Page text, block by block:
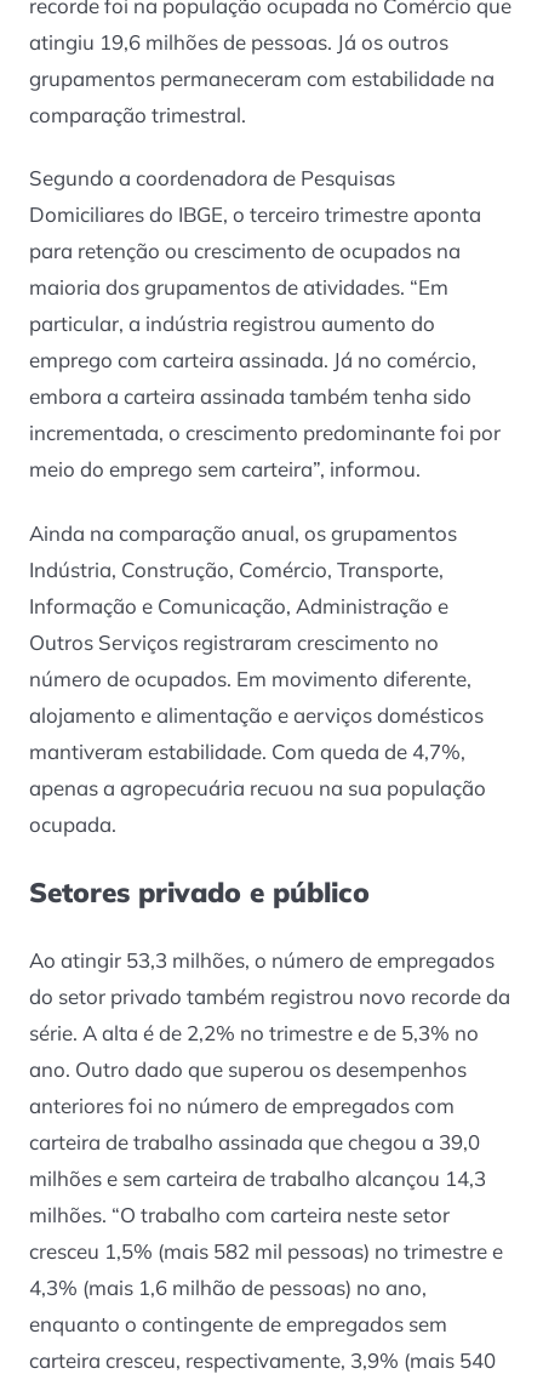
recorde foi na população ocupada no Comércio que
atingiu 19,6 milhões de pessoas. Já os outros
grupamentos permaneceram com estabilidade na
comparação trimestral.
Segundo a coordenadora de Pesquisas
Domiciliares do IBGE, o terceiro trimestre aponta
para retenção ou crescimento de ocupados na
maioria dos grupamentos de atividades. “Em
particular, a indústria registrou aumento do
emprego com carteira assinada. Já no comércio,
embora a carteira assinada também tenha sido
incrementada, o crescimento predominante foi por
meio do emprego sem carteira”, informou.
Ainda na comparação anual, os grupamentos
Indústria, Construção, Comércio, Transporte,
Informação e Comunicação, Administração e
Outros Serviços registraram crescimento no
número de ocupados. Em movimento diferente,
alojamento e alimentação e aerviços domésticos
mantiveram estabilidade. Com queda de 4,7%,
apenas a agropecuária recuou na sua população
ocupada.
Setores privado e público
Ao atingir 53,3 milhões, o número de empregados
do setor privado também registrou novo recorde da
série. A alta é de 2,2% no trimestre e de 5,3% no
ano. Outro dado que superou os desempenhos
anteriores foi no número de empregados com
carteira de trabalho assinada que chegou a 39,0
milhões e sem carteira de trabalho alcançou 14,3
milhões. “O trabalho com carteira neste setor
cresceu 1,5% (mais 582 mil pessoas) no trimestre e
4,3% (mais 1,6 milhão de pessoas) no ano,
enquanto o contingente de empregados sem
carteira cresceu, respectivamente, 3,9% (mais 540